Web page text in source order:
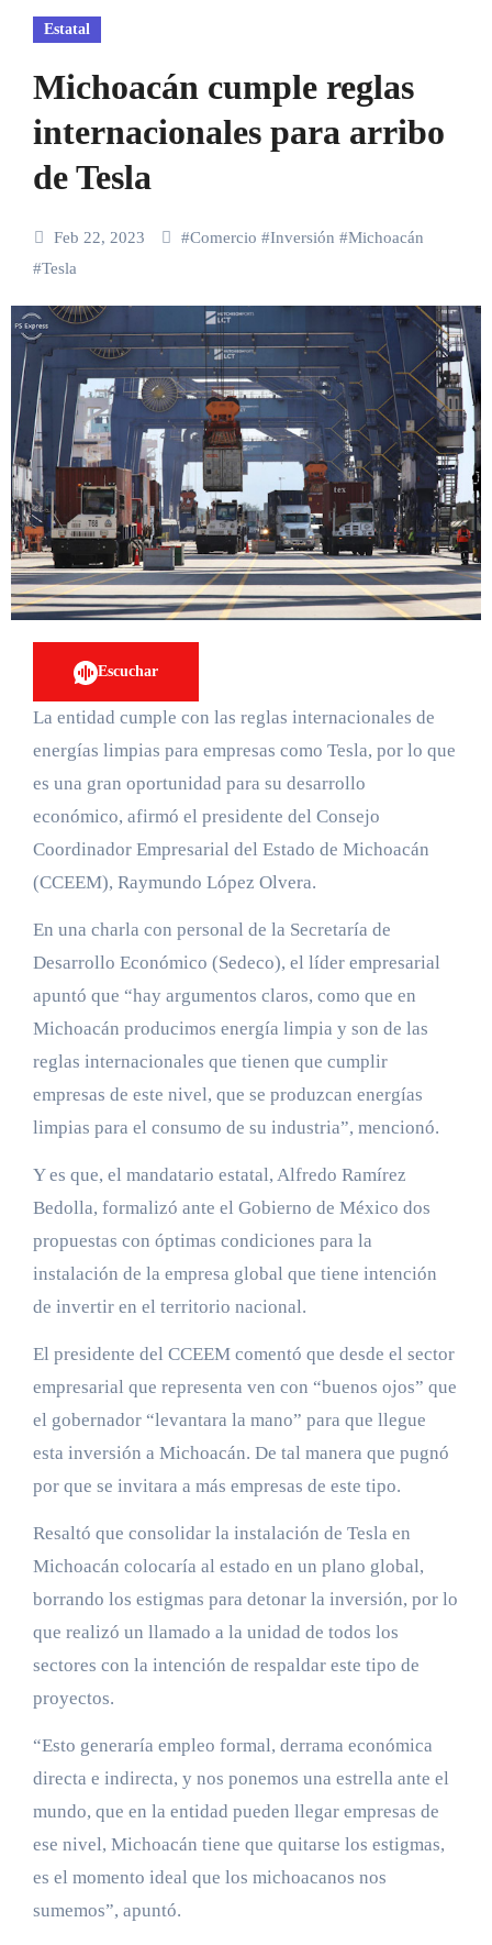
Estatal
Michoacán cumple reglas
internacionales para arribo
de Tesla
Feb 22, 2023 #Comercio #Inversión #Michoacán
#Tesla
Escuchar
La entidad cumple con las reglas internacionales de
energías limpias para empresas como Tesla, por lo que
es una gran oportunidad para su desarrollo
económico, afirmó el presidente del Consejo
Coordinador Empresarial del Estado de Michoacán
(CCEEM), Raymundo López Olvera.
En una charla con personal de la Secretaría de
Desarrollo Económico (Sedeco), el líder empresarial
apuntó que “hay argumentos claros, como que en
Michoacán producimos energía limpia y son de las
reglas internacionales que tienen que cumplir
empresas de este nivel, que se produzcan energías
limpias para el consumo de su industria”, mencionó.
Y es que, el mandatario estatal, Alfredo Ramírez
Bedolla, formalizó ante el Gobierno de México dos
propuestas con óptimas condiciones para la
instalación de la empresa global que tiene intención
de invertir en el territorio nacional.
El presidente del CCEEM comentó que desde el sector
empresarial que representa ven con “buenos ojos” que
el gobernador “levantara la mano” para que llegue
esta inversión a Michoacán. De tal manera que pugnó
por que se invitara a más empresas de este tipo.
Resaltó que consolidar la instalación de Tesla en
Michoacán colocaría al estado en un plano global,
borrando los estigmas para detonar la inversión, por lo
que realizó un llamado a la unidad de todos los
sectores con la intención de respaldar este tipo de
proyectos.
“Esto generaría empleo formal, derrama económica
directa e indirecta, y nos ponemos una estrella ante el
mundo, que en la entidad pueden llegar empresas de
ese nivel, Michoacán tiene que quitarse los estigmas,
es el momento ideal que los michoacanos nos
sumemos”, apuntó.